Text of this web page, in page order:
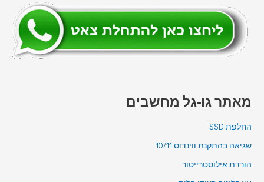
מאתר גו-גל מחשבים
החלפת SSD
שגיאה בהתקנת ווינדוס 10/11
הורדת אילוסטרייטור